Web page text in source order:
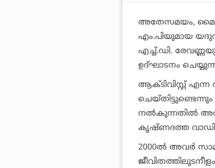
അതേസമയം,
എം.പിയുമായ
എച്ച്.ഡി.
ഉദ്ഘാടനം
ആക്ടിവിസ്റ്റ്
നല്‍കുന്നതില്‍
കൃഷ്ണദത്ത
2000ല്‍ അവര്‍